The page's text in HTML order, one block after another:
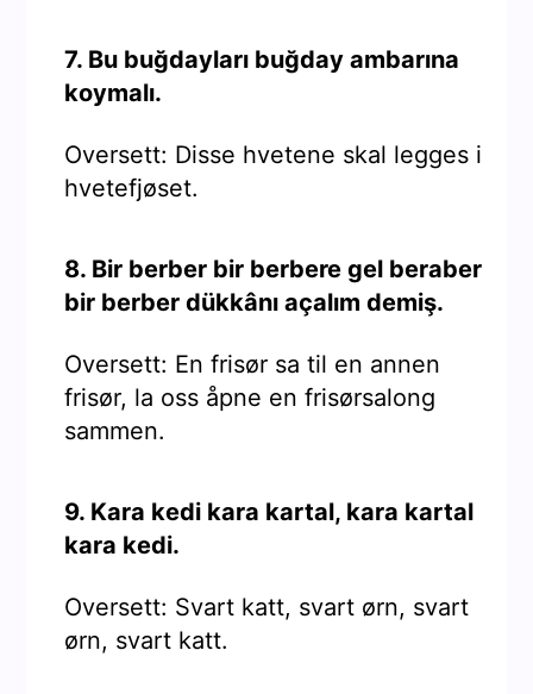
7. Bu buğdayları buğday ambarına
koymalı.
Oversett: Disse hvetene skal legges i
hvetefjøset.
8. Bir berber bir berbere gel beraber
bir berber dükkânı açalım demiş.
Oversett: En frisør sa til en annen
frisør, la oss åpne en frisørsalong
sammen.
9. Kara kedi kara kartal, kara kartal
kara kedi.
Oversett: Svart katt, svart ørn, svart
ørn, svart katt.